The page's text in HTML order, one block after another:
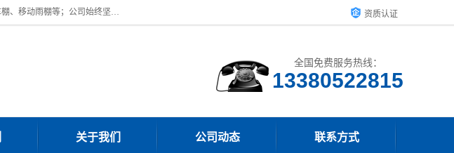
广东鼎新钢结构工程有限公司是一家制作大型电动雨棚厂家;主营：电动推拉雨棚、厂房过道雨棚、电动伸缩雨棚、停车棚、移动雨棚等；公司始终坚持结构创新,品质优越,美观形象,且售后服务好。公司充分吸纳当今休闲用品的前端技术和风格,为您带来质价相宜,时尚典雅的各种户外用品, 资质认证
全国免费服务热线：
13380522815
关于我们 公司动态 联系方式